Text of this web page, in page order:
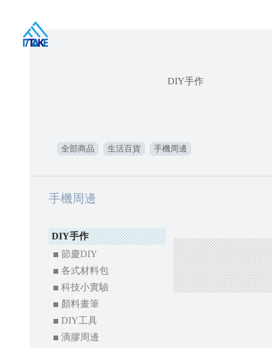
DIY手作
全部商品 生活百貨 手機周邊
手機周邊
DIY手作
節慶DIY
各式材料包
科技小實驗
顏料畫筆
DIY工具
滴膠周邊